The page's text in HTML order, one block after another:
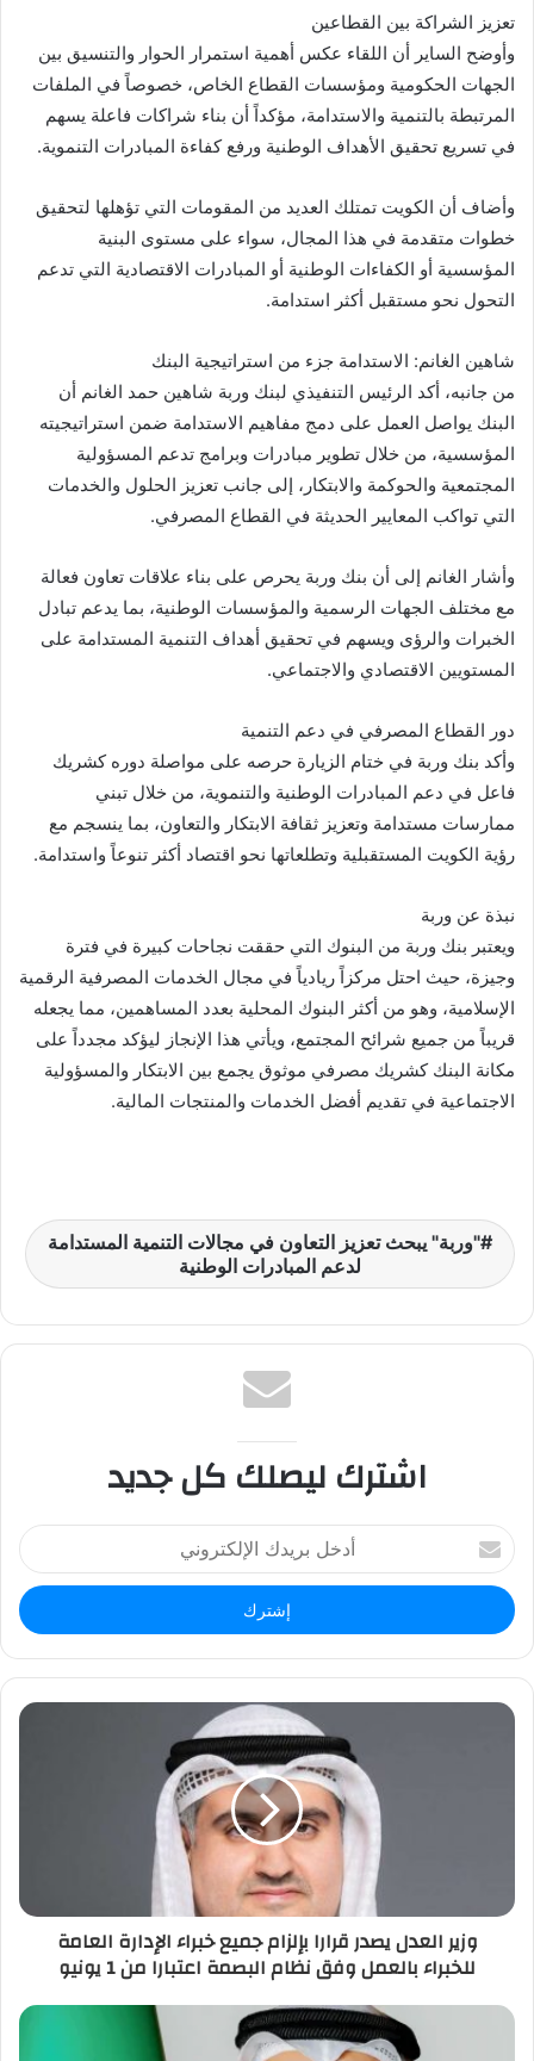
تعزيز الشراكة بين القطاعين
وأوضح الساير أن اللقاء عكس أهمية استمرار الحوار والتنسيق بين
الجهات الحكومية ومؤسسات القطاع الخاص، خصوصاً في الملفات
المرتبطة بالتنمية والاستدامة، مؤكداً أن بناء شراكات فاعلة يسهم
في تسريع تحقيق الأهداف الوطنية ورفع كفاءة المبادرات التنموية.
وأضاف أن الكويت تمتلك العديد من المقومات التي تؤهلها لتحقيق
خطوات متقدمة في هذا المجال، سواء على مستوى البنية
المؤسسية أو الكفاءات الوطنية أو المبادرات الاقتصادية التي تدعم
التحول نحو مستقبل أكثر استدامة.
شاهين الغانم: الاستدامة جزء من استراتيجية البنك
من جانبه، أكد الرئيس التنفيذي لبنك وربة شاهين حمد الغانم أن
البنك يواصل العمل على دمج مفاهيم الاستدامة ضمن استراتيجيته
المؤسسية، من خلال تطوير مبادرات وبرامج تدعم المسؤولية
المجتمعية والحوكمة والابتكار، إلى جانب تعزيز الحلول والخدمات
التي تواكب المعايير الحديثة في القطاع المصرفي.
وأشار الغانم إلى أن بنك وربة يحرص على بناء علاقات تعاون فعالة
مع مختلف الجهات الرسمية والمؤسسات الوطنية، بما يدعم تبادل
الخبرات والرؤى ويسهم في تحقيق أهداف التنمية المستدامة على
المستويين الاقتصادي والاجتماعي.
دور القطاع المصرفي في دعم التنمية
وأكد بنك وربة في ختام الزيارة حرصه على مواصلة دوره كشريك
فاعل في دعم المبادرات الوطنية والتنموية، من خلال تبني
ممارسات مستدامة وتعزيز ثقافة الابتكار والتعاون، بما ينسجم مع
رؤية الكويت المستقبلية وتطلعاتها نحو اقتصاد أكثر تنوعاً واستدامة.
نبذة عن وربة
ويعتبر بنك وربة من البنوك التي حققت نجاحات كبيرة في فترة
وجيزة، حيث احتل مركزاً ريادياً في مجال الخدمات المصرفية الرقمية
الإسلامية، وهو من أكثر البنوك المحلية بعدد المساهمين، مما يجعله
قريباً من جميع شرائح المجتمع، ويأتي هذا الإنجاز ليؤكد مجدداً على
مكانة البنك كشريك مصرفي موثوق يجمع بين الابتكار والمسؤولية
الاجتماعية في تقديم أفضل الخدمات والمنتجات المالية.
"وربة" يبحث تعزيز التعاون في مجالات التنمية المستدامة
لدعم المبادرات الوطنية
اشترك ليصلك كل جديد
أ
د
خ
ل
ر
د
ر
وزير العدل يصدر قرارا بإلزام جميع خبراء الإدارة العامة
للخبراء بالعمل وفق نظام البصمة اعتبارا من 1 يونيو